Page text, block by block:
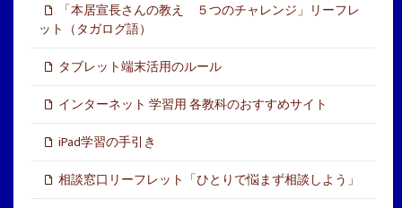
「本居宣長さんの教え ５つのチャレンジ」リーフレ
ット（タガログ語）
タブレット端末活用のルール
インターネット 学習用 各教科のおすすめサイト
iPad学習の手引き
相談窓口リーフレット「ひとりで悩まず相談しよう」